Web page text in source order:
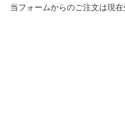
当フォームからのご注文は現